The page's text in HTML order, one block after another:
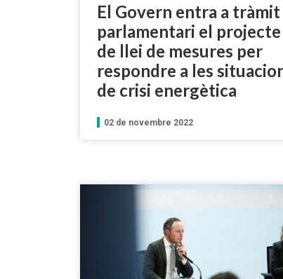
El Govern entra a tràmit
parlamentari el projecte
de llei de mesures per
respondre a les
de crisi energètica
02 de novembre 2022